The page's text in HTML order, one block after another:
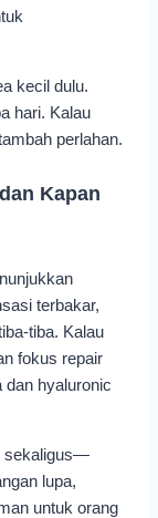
kecil dulu.
hari. Kalau
perlahan.
Kapan
terbakar,
tiba. Kalau
fokus repair
dan hyaluronic
sekaligus—
lupa,
untuk orang